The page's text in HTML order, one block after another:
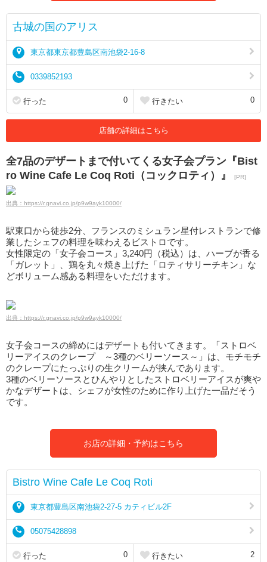
古城の国のアリス
東京都東京都豊島区南池袋2-16-8
0339852193
行った 0 行きたい 0
店舗の詳細はこちら
全7品のデザートまで付いてくる女子会プラン『Bist
ro Wine Cafe Le Coq Roti（コックロティ）』
[PR]
出典：https://r.gnavi.co.jp/p9w9ayk10000/
駅東口から徒歩2分、フランスのミシュラン星付レストランで修
業したシェフの料理を味わえるビストロです。
女性限定の「女子会コース」3,240円（税込）は、ハーブが香る
「ガレット」、鶏を丸々焼き上げた「ロティサリーチキン」な
どボリューム感ある料理をいただけます。
出典：https://r.gnavi.co.jp/p9w9ayk10000/
女子会コースの締めにはデザートも付いてきます。「ストロベ
リーアイスのクレープ ～3種のベリーソース～」は、モチモチ
のクレープにたっぷりの生クリームが挟んであります。
3種のベリーソースとひんやりとしたストロベリーアイスが爽や
かなデザートは、シェフが女性のために作り上げた一品だそう
です。
お店の詳細・予約はこちら
Bistro Wine Cafe Le Coq Roti
東京都豊島区南池袋2-27-5 カティビル2F
05075428898
行った 0 行きたい 2